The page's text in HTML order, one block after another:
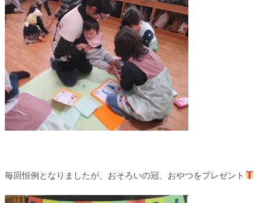
毎回恒例となりましたが、おそろいの冠、おやつをプレゼント